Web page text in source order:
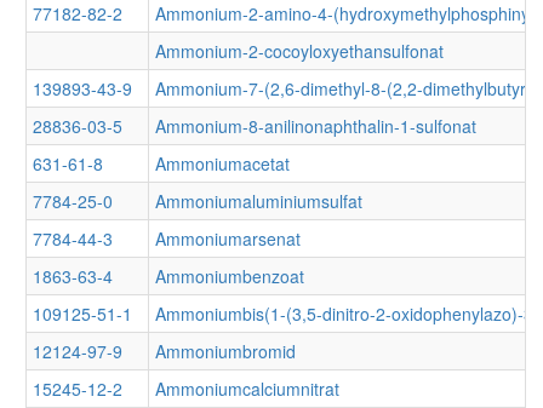
77182-82-2
Ammonium-2-amino-4-
Ammonium-2-cocoyloxyethansulfonat
139893-43-9
Ammonium-7-(2,6-dimethyl-8-(2,2-
28836-03-5
Ammonium-8-anilinonaphthalin-1-sulfonat
631-61-8
Ammoniumacetat
7784-25-0
Ammoniumaluminiumsulfat
7784-44-3
Ammoniumarsenat
1863-63-4
Ammoniumbenzoat
109125-51-1
Ammoniumbis(1-(3,5-dinitro-2-oxidophenylazo)-
12124-97-9
Ammoniumbromid
15245-12-2
Ammoniumcalciumnitrat